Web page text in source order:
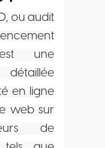
ou audit
une
détaillée
en ligne
web sur
de